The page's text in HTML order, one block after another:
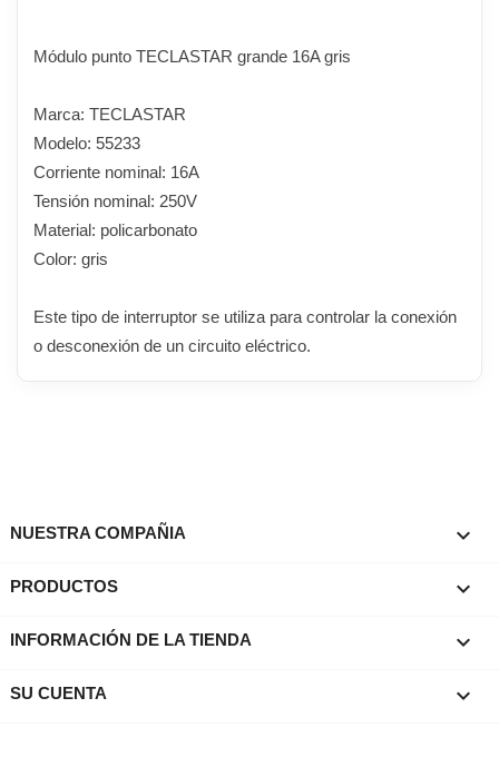
Módulo punto TECLASTAR grande 16A gris
Marca: TECLASTAR
Modelo: 55233
Corriente nominal: 16A
Tensión nominal: 250V
Material: policarbonato
Color: gris
Este tipo de interruptor se utiliza para controlar la conexión
o desconexión de un circuito eléctrico.
NUESTRA COMPAÑIA 
PRODUCTOS 
INFORMACIÓN DE LA TIENDA keyboard_arrow_down
SU CUENTA 